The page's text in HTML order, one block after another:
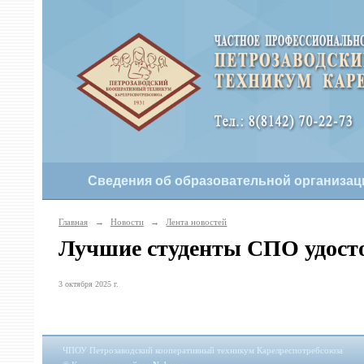
Сведения об образовательной
Главная → Новости → Лента новостей
Лучшие студенты СПО
3 октября 2025 г.
ЧПОУ Петрозаводский кооперативный техникум Карелреспотребсоюза